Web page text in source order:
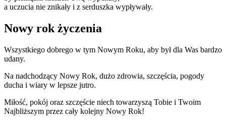
a uczucia nie znikały i z serduszka wypływały.
Nowy rok życzenia
Wszystkiego dobrego w tym Nowym Roku, aby był dla Was bardzo
udany.
Na nadchodzący Nowy Rok, dużo zdrowia, szczęścia, pogody
ducha i wiary w lepsze jutro.
Miłość, pokój oraz szczęście niech towarzyszą Tobie i Twoim
Najbliższym przez cały kolejny Nowy Rok!